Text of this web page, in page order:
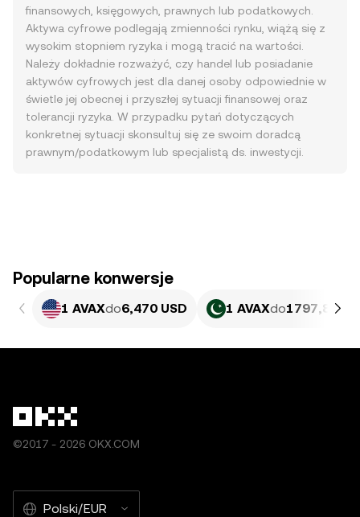
finansowych, księgowych, prawnych lub podatkowych.
Aktywa cyfrowe podlegają zmienności rynku, wiążą się z
wysokim stopniem ryzyka i mogą tracić na wartości.
Należy dokładnie rozważyć, czy handel lub posiadanie
aktywów cyfrowych jest dla danej osoby odpowiednie w
świetle jej obecnej i przyszłej sytuacji finansowej oraz
tolerancji ryzyka. W przypadku pytań dotyczących
konkretnej sytuacji skonsultuj się ze swoim doradcą
prawnym/podatkowym lub specjalistą ds. inwestycji.
Popularne konwersje
1 AVAXdo6,470 USD 1 AVAXdo1797,81
©2017 - 2026 OKX.COM
Polski/EUR